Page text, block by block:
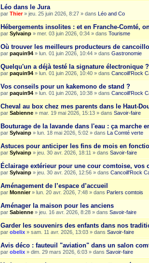
Léo dans le Jura
par Thier» jeu. 25 juin 2026, 8:27 » dans Léo and Co
Hébergements insolites : et en Franche-Comté,
par Sylvainp » mer. 03 juin 2026, 0:34 » dans Tourisme
Où trouver les meilleurs producteurs de
par paquin94 » lun. 01 juin 2026, 10:44 » dans Gastronomie
Quelqu'un a déjà testé la signature électronique ?
par paquin94 » lun. 01 juin 2026, 10:40 » dans Cancoill'Rock
Vos conseils pour un kakemono de stand ?
par paquin94 » lun. 01 juin 2026, 10:38 » dans Cancoill'Rock
Cheval au box chez mes parents dans le Haut-
par Sabienne » mar. 19 mai 2026, 15:13 » dans Savoir-faire
Bouturage de la lavande dans l'eau : ça marche
par Sylvainp » lun. 18 mai 2026, 5:02 » dans La Comté verte
Astuces pour anticiper les fins de mois en
par Sylvainp » jeu. 30 avr. 2026, 18:11 » dans Savoir-faire
Éclairage extérieur pour une cour comtoise, vos
par Sylvainp » jeu. 30 avr. 2026, 12:56 » dans Cancoill'Rock
Aménagement de l’espace d’accueil
par Monnier» lun. 20 avr. 2026, 7:48 » dans Parlers comtois
Aménager la maison pour les anciens
par Sabienne » jeu. 16 avr. 2026, 8:28 » dans Savoir-faire
Garder les souvenirs des enfants dans nos
par obelix » sam. 11 avr. 2026, 13:03 » dans Savoir-faire
Avis déco : fauteuil "aviation" dans un salon
par obelix » dim. 29 mars 2026, 6:03 » dans Savoir-faire